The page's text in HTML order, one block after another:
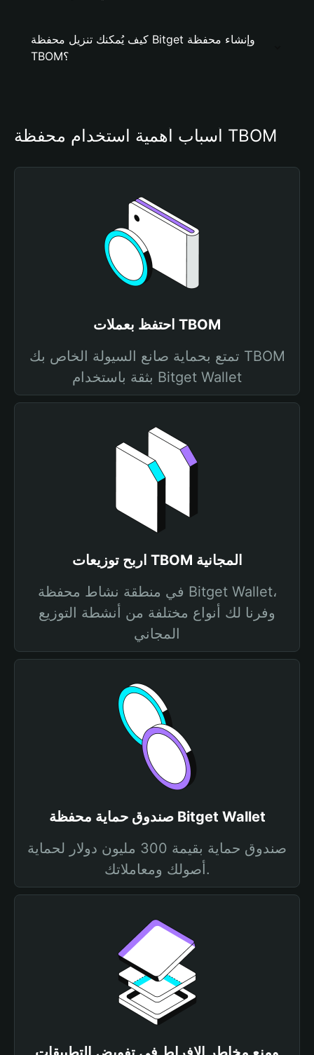
كيف يُمكنك تنزيل محفظة Bitget وإنشاء محفظة
TBOM؟
أسباب أهمية استخدام محفظة TBOM
احتفظ بعملات TBOM
تمتع بحماية صانع السيولة الخاص بك TBOM
بثقة باستخدام Bitget Wallet
اربح توزيعات TBOM المجانية
في منطقة نشاط محفظة Bitget Wallet،
وفرنا لك أنواع مختلفة من أنشطة التوزيع
المجاني
صندوق حماية محفظة Bitget Wallet
صندوق حماية بقيمة 300 مليون دولار لحماية
أصولك ومعاملاتك.